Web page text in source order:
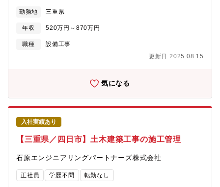
事の売上が約30％です。安定した売上基盤と、売上拡大に向けた
た。
社の方々が働く現場管理（安全・品質・工程管理）が主となりま
す。・営業活動のサポートとして見積作成業務があります。・発
注者・協力会社との調整業務があります。【仕事の特徴】◇業務
の約9割が四日市で、転勤はありません◇工期は1週間～6ヶ月とな
現地に事務所がある場合は、原則直行直帰となります。本社より
◇年間休日124日（土日祝休み）◇直行直帰OKで柔軟な働き方◇
転勤なし◇車通勤可（駐車場完備）【充実の資格支援制度】資格
受験料の支給、受験のための講習会費用も負担します。また不定
期ですが、部署での勉強会も開催しており、スキルアップが目指
せます。※試験日は休日の場合、振替出勤として振休を取得頂き
ます。【組織構成】電気計装部には、15名（本部長、副本部長、
部長、副部長、グループリーダー、マネージャー、主任、スタッ
フ8名）が在籍しています。【当社の特徴】◇2012年1月に石原化
工建設株式会社から分割し、技術やノウハウを持ちながら新会社
として立ち上がりました。工場の自家発設備の計画、設計、建
設、保守、操業に関わる全てのサービスを提供しております。◇
経験と実績が買われ、三重県下の建設業では10年以上連続で完工
勤務地 三重県
年収 520万円～870万円
職種
設備工事
更新日 2025.08.15
気になる
入社実績あり
【三重県／四日市】土木建築工事の施工管理
石原エンジニアリングパートナーズ株式会社
正社員 学歴不問 転勤なし